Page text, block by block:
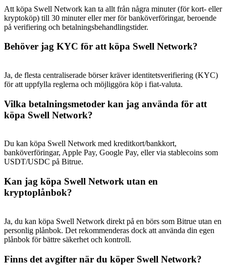
Att köpa Swell Network kan ta allt från några minuter (för kort- eller
kryptoköp) till 30 minuter eller mer för banköverföringar, beroende
på verifiering och betalningsbehandlingstider.
Behöver jag KYC för att köpa Swell Network?
Ja, de flesta centraliserade börser kräver identitetsverifiering (KYC)
för att uppfylla reglerna och möjliggöra köp i fiat-valuta.
Vilka betalningsmetoder kan jag använda för att
köpa Swell Network?
Du kan köpa Swell Network med kreditkort/bankkort,
banköverföringar, Apple Pay, Google Pay, eller via stablecoins som
USDT/USDC på Bitrue.
Kan jag köpa Swell Network utan en
kryptoplånbok?
Ja, du kan köpa Swell Network direkt på en börs som Bitrue utan en
personlig plånbok. Det rekommenderas dock att använda din egen
plånbok för bättre säkerhet och kontroll.
Finns det avgifter när du köper Swell Network?